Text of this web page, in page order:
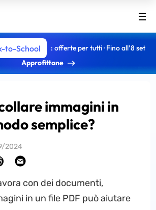
to-School
: offerte per tutti · Fino all’8 set
Approfittane
immagini in
semplice?
2024
con dei documenti,
in un file PDF può aiutare